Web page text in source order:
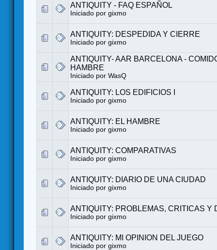
ANTIQUITY - FAQ ESPAÑOL
Iniciado por gixmo
ANTIQUITY: DESPEDIDA Y CIERRE
Iniciado por gixmo
ANTIQUITY- AAR BARCELONA -
HAMBRE
Iniciado por WasQ
ANTIQUITY: LOS EDIFICIOS I
Iniciado por gixmo
ANTIQUITY: EL HAMBRE
Iniciado por gixmo
ANTIQUITY: COMPARATIVAS
Iniciado por gixmo
ANTIQUITY: DIARIO DE UNA CIUDAD
Iniciado por gixmo
ANTIQUITY: PROBLEMAS, CRITICAS Y
Iniciado por gixmo
ANTIQUITY: MI OPINION DEL JUEGO
Iniciado por gixmo